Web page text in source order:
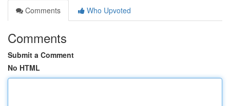
Comments
Who Upvoted
Comments
Submit a Comment
No HTML